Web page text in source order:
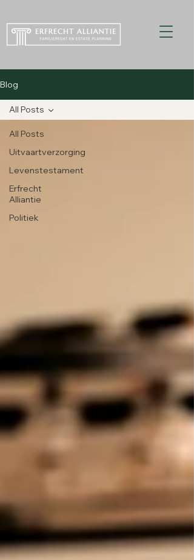
Blog
All Posts
Uitvaartverzorging
Levenstestament
Erfrecht
Alliantie
Politiek
All Posts